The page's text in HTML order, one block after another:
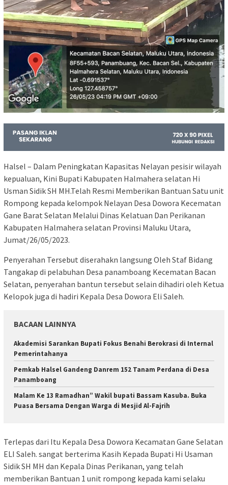
Halsel – Dalam Peningkatan Kapasitas Nelayan pesisir wilayah
kepualuan, Kini Bupati Kabupaten Halmahera selatan Hi
Usman Sidik SH MH.Telah Resmi Memberikan Bantuan Satu unit
Rompong kepada kelompok Nelayan Desa Dowora Kecematan
Gane Barat Selatan Melalui Dinas Kelatuan Dan Perikanan
Kabupaten Halmahera selatan Provinsi Maluku Utara,
Jumat/26/05/2023.
Penyerahan Tersebut diserahakn langsung Oleh Staf Bidang
Tangakap di pelabuhan Desa panamboang Kecematan Bacan
Selatan, penyerahan bantun tersebut selain dihadiri oleh Ketua
Kelopok juga di hadiri Kepala Desa Dowora Eli Saleh.
BACAAN LAINNYA
Akademisi Sarankan Bupati Fokus Benahi Berokrasi di Internal
Pemerintahanya
Pemkab Halsel Gandeng Danrem 152 Tanam Perdana di Desa
Panamboang
Malam Ke 13 Ramadhan” Wakil bupati Bassam Kasuba. Buka
Puasa Bersama Dengan Warga di Mesjid Al-Fajrih
Terlepas dari Itu Kepala Desa Dowora Kecamatan Gane Selatan
ELI Saleh. sangat berterima Kasih Kepada Bupati Hi Usaman
Sidik SH MH dan Kepala Dinas Perikanan, yang telah
memberikan Bantuan 1 unit rompong kepada kami selaku